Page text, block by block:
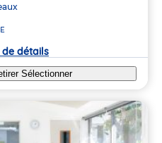
détails
Sélectionner
22